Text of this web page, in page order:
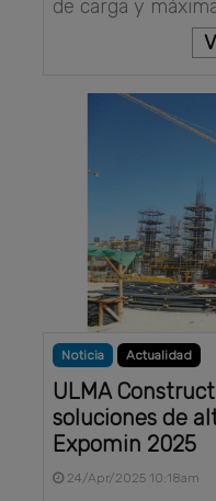
de carga y
Noticia Actualidad
ULMA
soluciones de
Expomin 2025
24/Apr/2025 10:18am